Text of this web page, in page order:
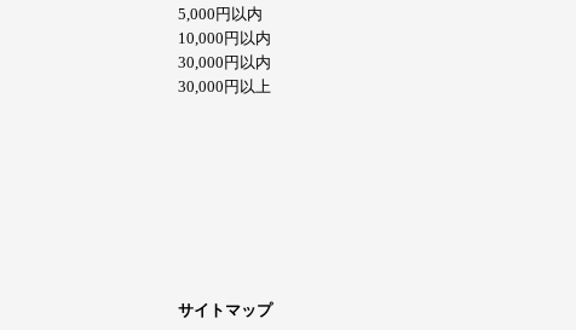
5,000円以内
10,000円以内
30,000円以内
30,000円以上
サイトマップ